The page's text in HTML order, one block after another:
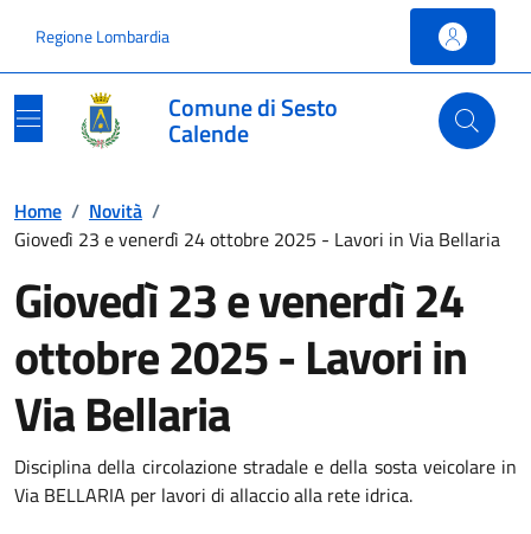
Regione Lombardia
Comune di Sesto
Calende
Home / Novità /
Giovedì 23 e venerdì 24 ottobre 2025 - Lavori in Via Bellaria
Giovedì 23 e venerdì 24
ottobre 2025 - Lavori in
Via Bellaria
Disciplina della circolazione stradale e della sosta veicolare in
Via BELLARIA per lavori di allaccio alla rete idrica.